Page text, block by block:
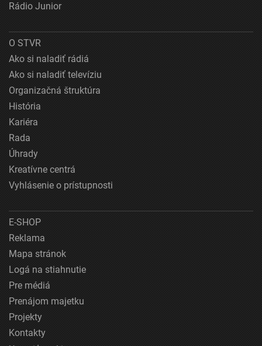
Rádio Junior
O STVR
Ako si naladiť rádiá
Ako si naladiť televíziu
Organizačná štruktúra
História
Kariéra
Rada
Úhrady
Kreatívne centrá
Vyhlásenie o prístupnosti
E-SHOP
Reklama
Mapa stránok
Logá na stiahnutie
Pre médiá
Prenájom majetku
Projekty
Kontakty